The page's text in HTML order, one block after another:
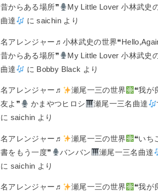
昔からある場所❞
My Little Lover 小林武史
曲達
にsaichinより
名アレンジャー♬ 小林武史の世界
昔からある場所❞
My Little Lover 小林武史
曲達
に Bobby Black より
名アレンジャー♬ 瀬尾一三の世界
❝我が
友よ❞
かまやつヒロシ 瀬尾一三名曲達
に saichin より
名アレンジャー♬ 瀬尾一三の世界
❝いち
書をもう一度❞
バンバン
瀬尾一三名曲達
に saichin より
名アレンジャー♬ 瀬尾一三の世界
❝我が